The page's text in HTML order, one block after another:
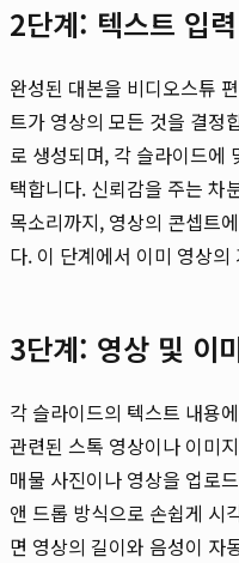
2단계: 텍스트 입
완성된 대본을 비디오스튜
트가 영상의 모든 것을 결정
로 생성되며, 각 슬라이드에
택합니다. 신뢰감을 주는 차
목소리까지, 영상의 콘셉트
다. 이 단계에서 이미 영상
3단계: 영상 및 이
각 슬라이드의 텍스트 내용
관련된 스톡 영상이나 이미
매물 사진이나 영상을 업로
앤 드롭 방식으로 손쉽게 시
면 영상의 길이와 음성이 자